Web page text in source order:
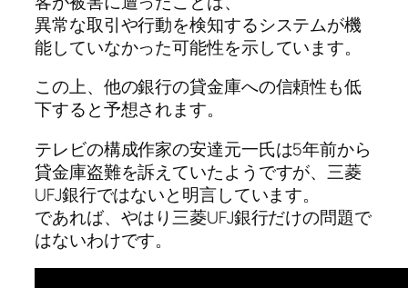
異常な取引や行動を検知するシステムが機
能していなかった可能性を示しています。
この上、他の銀行の貸金庫への信頼性も低
下すると予想されます。
テレビの構成作家の安達元一氏は5年前から
貸金庫盗難を訴えていたようですが、三菱
UFJ銀行ではないと明言しています。
であれば、やはり三菱UFJ銀行だけの問題で
はないわけです。